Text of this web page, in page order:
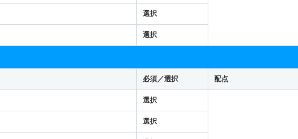
選択
選択
必須／選択 配点
選択
選択